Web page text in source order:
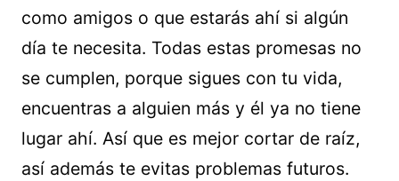
como amigos o que estarás ahí si algún
día te necesita. Todas estas promesas no
se cumplen, porque sigues con tu vida,
encuentras a alguien más y él ya no tiene
lugar ahí. Así que es mejor cortar de raíz,
así además te evitas problemas futuros.